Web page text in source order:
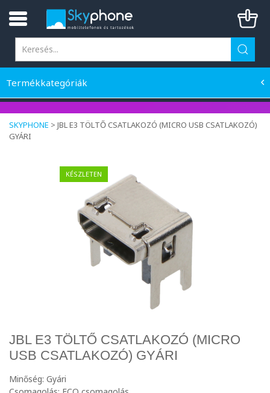
Termékkategóriák
SKYPHONE > JBL E3 TÖLTŐ CSATLAKOZÓ (MICRO USB CSATLAKOZÓ)
GYÁRI
KÉSZLETEN
JBL E3 TÖLTŐ CSATLAKOZÓ (MICRO
USB CSATLAKOZÓ) GYÁRI
Minőség: Gyári